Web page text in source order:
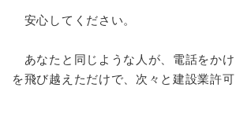
安心してください。
あなたと同じような人が、電話をか
を飛び越えただけで、次々と建設業許可